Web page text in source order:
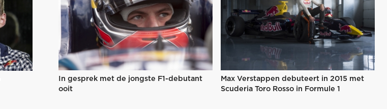
In gesprek met de jongste F1-debutant
ooit
Max Verstappen debuteert in 2015 met
Scuderia Toro Rosso in Formule 1